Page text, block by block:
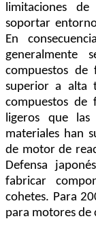
limitaciones
soportar
En
generalmente
compuestos de
superior a alta
compuestos
ligeros que las
materiales han
de motor de
Defensa
fabricar
cohetes. Para
para motores de